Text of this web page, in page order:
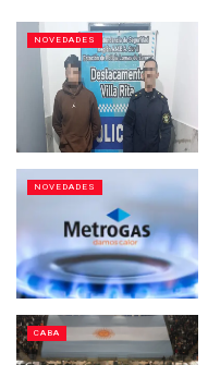
NOVEDADES
NOVEDADES
CABA